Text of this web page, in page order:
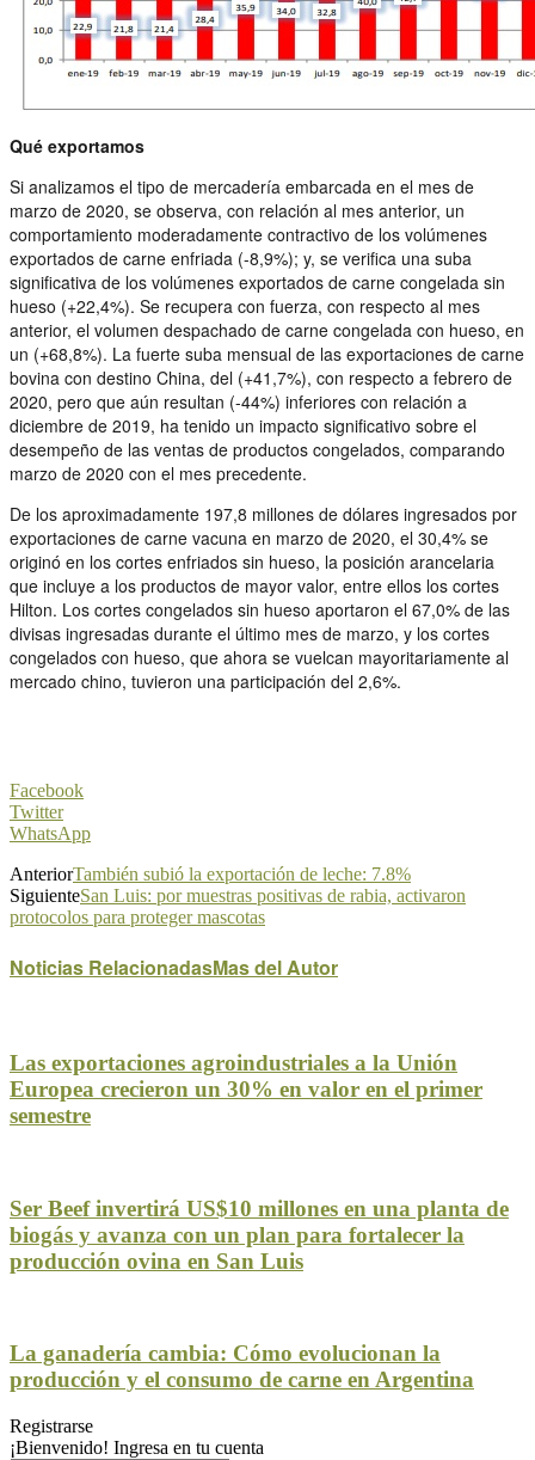
Qué exportamos
Si analizamos el tipo de mercadería embarcada en el mes de
marzo de 2020, se observa, con relación al mes anterior, un
comportamiento moderadamente contractivo de los volúmenes
exportados de carne enfriada (-8,9%); y, se verifica una suba
significativa de los volúmenes exportados de carne congelada sin
hueso (+22,4%). Se recupera con fuerza, con respecto al mes
anterior, el volumen despachado de carne congelada con hueso, en
un (+68,8%). La fuerte suba mensual de las exportaciones de carne
bovina con destino China, del (+41,7%), con respecto a febrero de
2020, pero que aún resultan (-44%) inferiores con relación a
diciembre de 2019, ha tenido un impacto significativo sobre el
desempeño de las ventas de productos congelados, comparando
marzo de 2020 con el mes precedente.
De los aproximadamente 197,8 millones de dólares ingresados por
exportaciones de carne vacuna en marzo de 2020, el 30,4% se
originó en los cortes enfriados sin hueso, la posición arancelaria
que incluye a los productos de mayor valor, entre ellos los cortes
Hilton. Los cortes congelados sin hueso aportaron el 67,0% de las
divisas ingresadas durante el último mes de marzo, y los cortes
congelados con hueso, que ahora se vuelcan mayoritariamente al
mercado chino, tuvieron una participación del 2,6%.
Facebook
Twitter
WhatsApp
AnteriorTambién subió la exportación de leche: 7.8%
SiguienteSan Luis: por muestras positivas de rabia, activaron
protocolos para proteger mascotas
Noticias RelacionadasMas del Autor
Las exportaciones agroindustriales a la Unión
Europea crecieron un 30% en valor en el primer
semestre
Ser Beef invertirá US$10 millones en una planta de
biogás y avanza con un plan para fortalecer la
producción ovina en San Luis
La ganadería cambia: Cómo evolucionan la
producción y el consumo de carne en Argentina
Registrarse
¡Bienvenido! Ingresa en tu cuenta